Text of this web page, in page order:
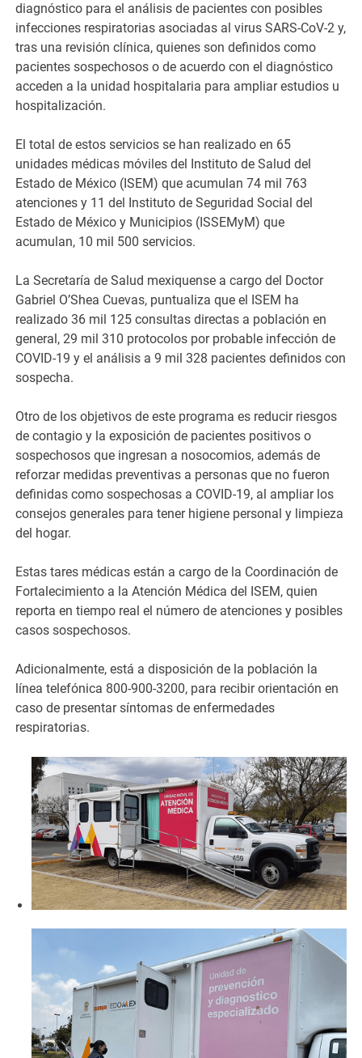
diagnóstico para el análisis de pacientes con posibles
infecciones respiratorias asociadas al virus SARS-CoV-2 y,
tras una revisión clínica, quienes son definidos como
pacientes sospechosos o de acuerdo con el diagnóstico
acceden a la unidad hospitalaria para ampliar estudios u
hospitalización.
El total de estos servicios se han realizado en 65
unidades médicas móviles del Instituto de Salud del
Estado de México (ISEM) que acumulan 74 mil 763
atenciones y 11 del Instituto de Seguridad Social del
Estado de México y Municipios (ISSEMyM) que
acumulan, 10 mil 500 servicios.
La Secretaría de Salud mexiquense a cargo del Doctor
Gabriel O’Shea Cuevas, puntualiza que el ISEM ha
realizado 36 mil 125 consultas directas a población en
general, 29 mil 310 protocolos por probable infección de
COVID-19 y el análisis a 9 mil 328 pacientes definidos con
sospecha.
Otro de los objetivos de este programa es reducir riesgos
de contagio y la exposición de pacientes positivos o
sospechosos que ingresan a nosocomios, además de
reforzar medidas preventivas a personas que no fueron
definidas como sospechosas a COVID-19, al ampliar los
consejos generales para tener higiene personal y limpieza
del hogar.
Estas tares médicas están a cargo de la Coordinación de
Fortalecimiento a la Atención Médica del ISEM, quien
reporta en tiempo real el número de atenciones y posibles
casos sospechosos.
Adicionalmente, está a disposición de la población la
línea telefónica 800-900-3200, para recibir orientación en
caso de presentar síntomas de enfermedades
respiratorias.